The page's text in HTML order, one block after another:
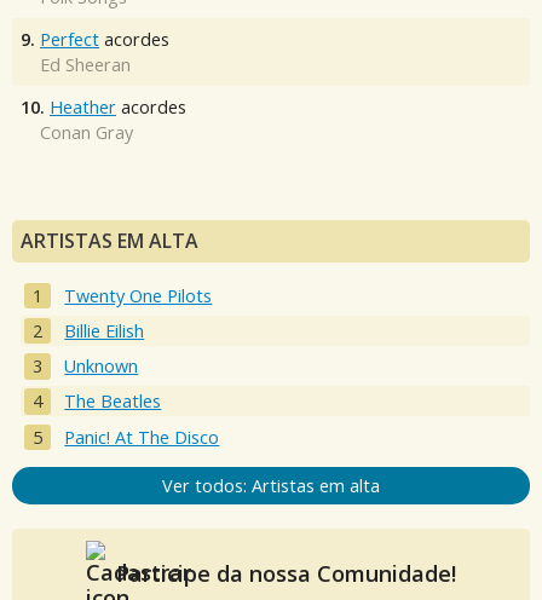
9. Perfect acordes
Ed Sheeran
10. Heather acordes
Conan Gray
ARTISTAS EM ALTA
Twenty One Pilots
Billie Eilish
Unknown
The Beatles
Panic! At The Disco
Ver todos: Artistas em alta
Participe da nossa Comunidade!